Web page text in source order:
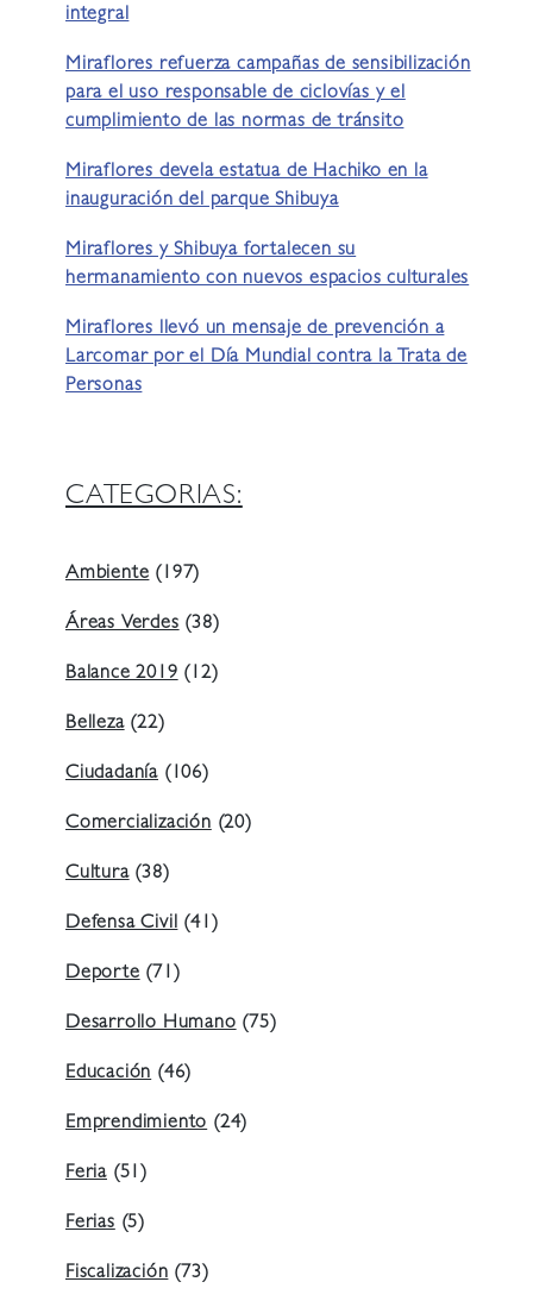
integral
Miraflores refuerza campañas de sensibilización
para el uso responsable de ciclovías y el
cumplimiento de las normas de tránsito
Miraflores devela estatua de Hachiko en la
inauguración del parque Shibuya
Miraflores y Shibuya fortalecen su
hermanamiento con nuevos espacios culturales
Miraflores llevó un mensaje de prevención a
Larcomar por el Día Mundial contra la Trata de
Personas
CATEGORIAS:
Ambiente(197)
Áreas Verdes(38)
Balance 2019(12)
Belleza(22)
Ciudadanía (106)
Comercialización(20)
Cultura(38)
Defensa Civil(41)
Deporte(71)
Desarrollo Humano(75)
Educación(46)
Emprendimiento(24)
Feria (51)
Ferias(5)
Fiscalización(73)